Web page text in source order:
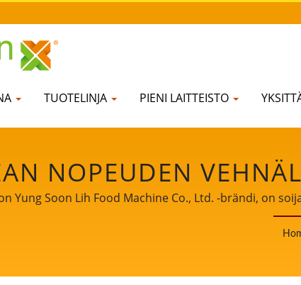
TUOTELINJA PIENI LAITTEISTO
NOPEUDEN
TOFU-
JAUHAMIS-
YUNG SOON LIH
Yung Soon Lih Food Machine Co., Ltd. -brändi, on
ja ammatillisen kokemuksemme tofun
voimakas kumppaninne